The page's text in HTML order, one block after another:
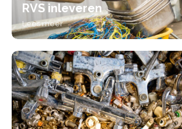
RVS inleveren
Lees meer